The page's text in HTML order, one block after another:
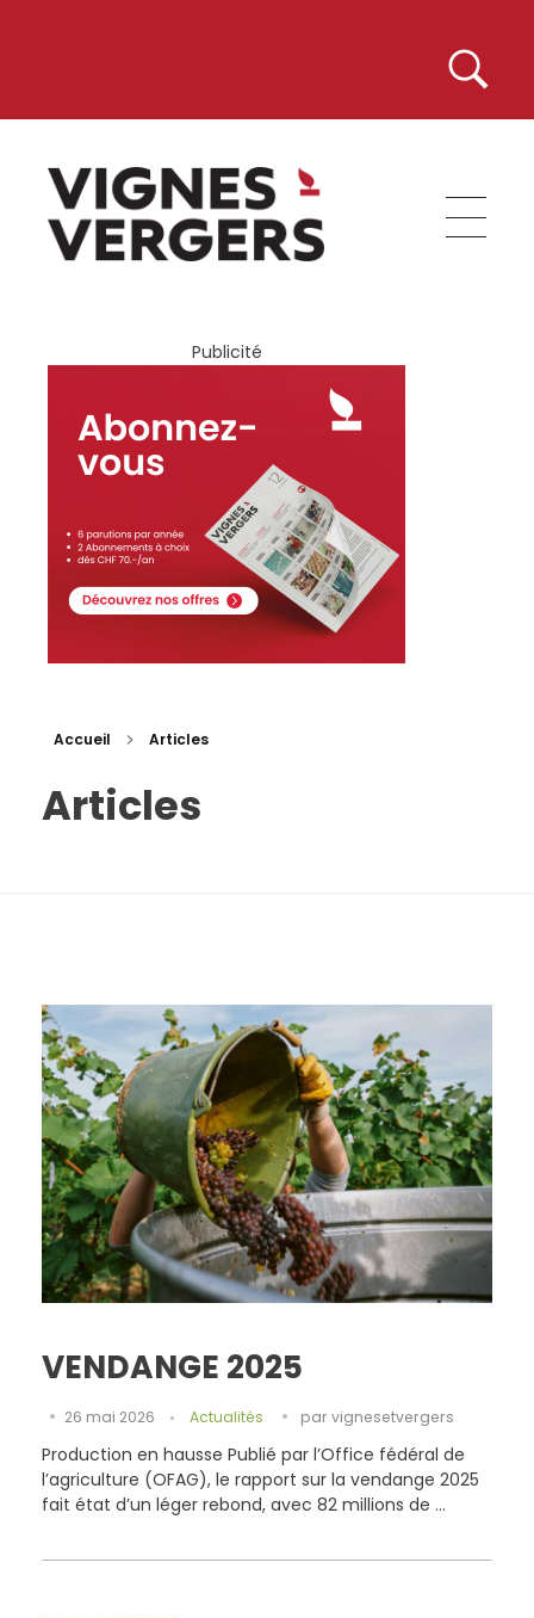
Publicité
Accueil Articles
Articles
VENDANGE 2025
26 mai 2026 Actualités par vignesetvergers
Production en hausse Publié par l’Office fédéral de
l’agriculture (OFAG), le rapport sur la vendange 2025
fait état d’un léger rebond, avec 82 millions de ...